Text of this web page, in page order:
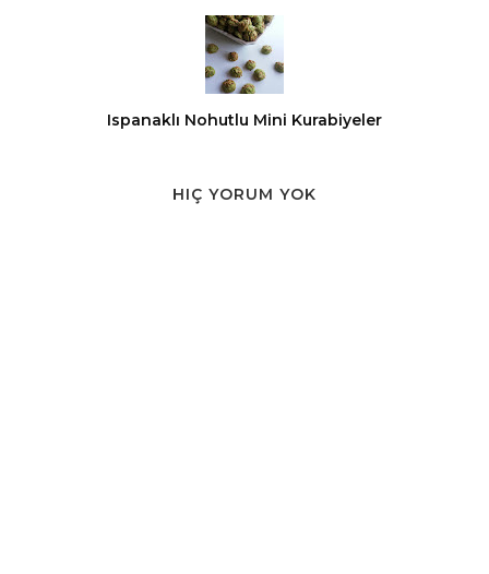
Ispanaklı Nohutlu Mini Kurabiyeler
HIÇ YORUM YOK